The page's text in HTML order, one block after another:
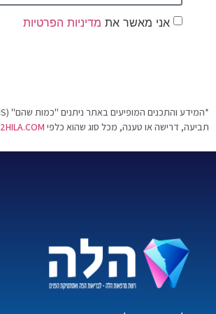
אני מאשר את מדיניות הפרטיות
תביעה, דרישה או טענה, מכל סוג שהוא כלפי
2HILA.COM